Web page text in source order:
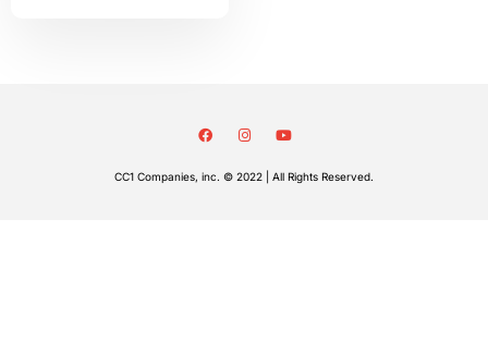
CC1 Companies, inc. © 2022 | All Rights Reserved.